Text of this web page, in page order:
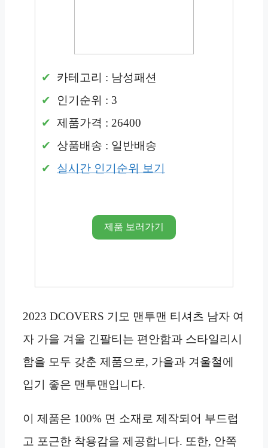
카테고리 : 남성패션
인기순위 : 3
제품가격 : 26400
상품배송 : 일반배송
실시간 인기순위 보기
제품 보러가기
2023 DCOVERS 기모 맨투맨 티셔츠 남자 여
자 가을 겨울 긴팔티는 편안함과 스타일리시
함을 모두 갖춘 제품으로, 가을과 겨울철에
입기 좋은 맨투맨입니다.
이 제품은 100% 면 소재로 제작되어 부드럽
고 포근한 착용감을 제공합니다. 또한, 안쪽